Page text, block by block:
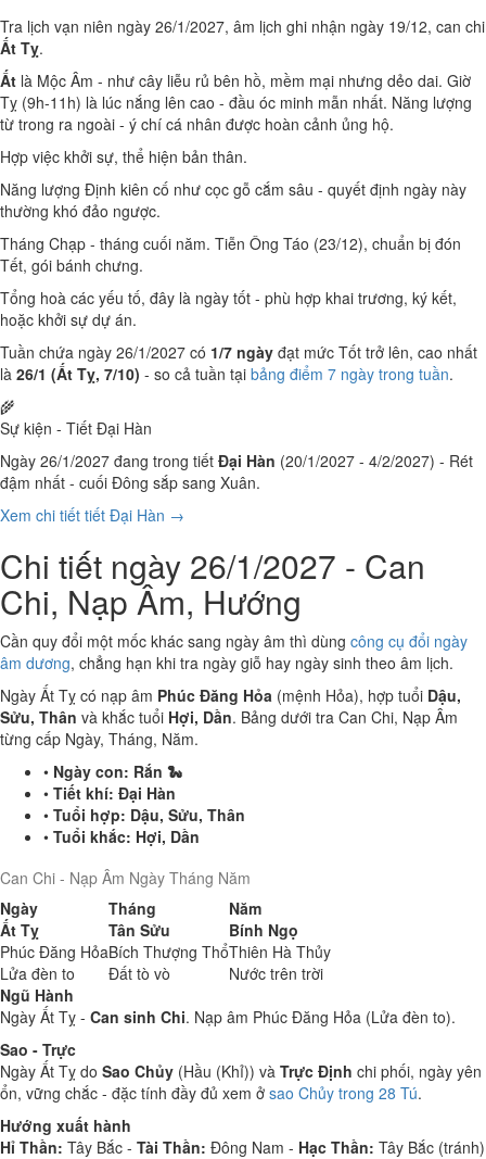
Tra lịch vạn niên ngày 26/1/2027, âm lịch ghi nhận ngày 19/12, can chi
Ất Tỵ.
Ất là Mộc Âm - như cây liễu rủ bên hồ, mềm mại nhưng dẻo dai. Giờ
Tỵ (9h-11h) là lúc nắng lên cao - đầu óc minh mẫn nhất. Năng lượng
từ trong ra ngoài - ý chí cá nhân được hoàn cảnh ủng hộ.
Hợp việc khởi sự, thể hiện bản thân.
Năng lượng Định kiên cố như cọc gỗ cắm sâu - quyết định ngày này
thường khó đảo ngược.
Tháng Chạp - tháng cuối năm. Tiễn Ông Táo (23/12), chuẩn bị đón
Tết, gói bánh chưng.
Tổng hoà các yếu tố, đây là ngày tốt - phù hợp khai trương, ký kết,
hoặc khởi sự dự án.
Tuần chứa ngày 26/1/2027 có 1/7 ngày đạt mức Tốt trở lên, cao nhất
là 26/1 (Ất Tỵ, 7/10) - so cả tuần tại bảng điểm 7 ngày trong tuần.
🌾
Sự kiện - Tiết Đại Hàn
Ngày 26/1/2027 đang trong tiết Đại Hàn (20/1/2027 - 4/2/2027) - Rét
đậm nhất - cuối Đông sắp sang Xuân.
Xem chi tiết tiết Đại Hàn →
Chi tiết ngày 26/1/2027 - Can
Chi, Nạp Âm, Hướng
Cần quy đổi một mốc khác sang ngày âm thì dùng công cụ đổi ngày
âm dương, chẳng hạn khi tra ngày giỗ hay ngày sinh theo âm lịch.
Ngày Ất Tỵ có nạp âm Phúc Đăng Hỏa (mệnh Hỏa), hợp tuổi Dậu,
Sửu, Thân và khắc tuổi Hợi, Dần. Bảng dưới tra Can Chi, Nạp Âm
từng cấp Ngày, Tháng, Năm.
• Ngày con: Rắn 🐍
• Tiết khí: Đại Hàn
• Tuổi hợp: Dậu, Sửu, Thân
• Tuổi khắc: Hợi, Dần
Can Chi - Nạp Âm Ngày Tháng Năm
Ngày
Tháng
Năm
Ất Tỵ
Tân Sửu
Bính Ngọ
Phúc Đăng HỏaBích Thượng ThổThiên Hà Thủy
Lửa đèn to
Đất tò vò
Nước trên trời
Ngũ Hành
Ngày Ất Tỵ - Can sinh Chi. Nạp âm Phúc Đăng Hỏa (Lửa đèn to).
Sao - Trực
Ngày Ất Tỵ do Sao Chủy (Hầu (Khỉ)) và Trực Định chi phối, ngày yên
ổn, vững chắc - đặc tính đầy đủ xem ở sao Chủy trong 28 Tú.
Hướng xuất hành
Hỉ Thần: Tây Bắc - Tài Thần: Đông Nam - Hạc Thần: Tây Bắc (tránh)